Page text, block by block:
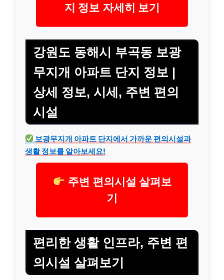
지 정보 자세히 보기
강원도 동해시 부곡동 보광
무지개 아파트 단지 정보 |
상세 정보, 시세, 주변 편의
시설
보광무지개 아파트 단지에서 가까운 편의시설과
생활 정보를 알아보세요!
주변 편의시설 살펴보
기
편리한 생활 인프라, 주변 편
의시설 살펴보기